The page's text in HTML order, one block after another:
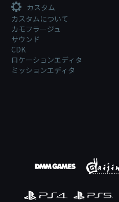
カスタム
カスタムについて
カモフラージュ
サウンド
CDK
ロケーションエディタ
ミッションエディタ